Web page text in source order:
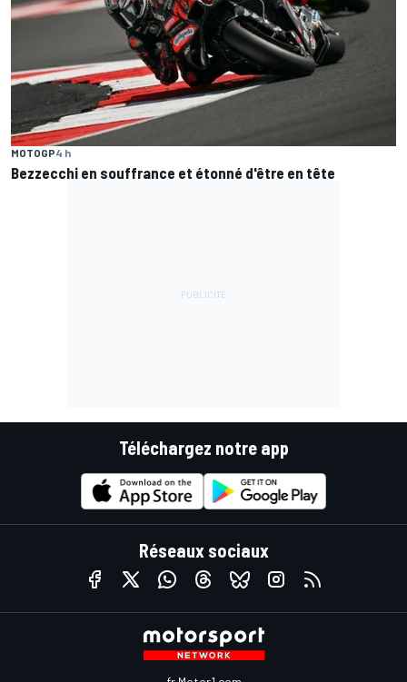
MOTOGP4 h
Bezzecchi en souffrance et étonné d'être en tête
Téléchargez notre app
Réseaux sociaux